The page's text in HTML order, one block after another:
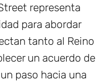
representa
para abordar
tanto al Reino
un acuerdo de
paso hacia una